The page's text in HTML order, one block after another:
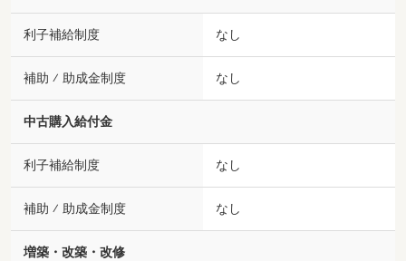
利子補給制度 なし
補助 ⁄ 助成金制度 なし
中古購入給付金
利子補給制度 なし
補助 ⁄ 助成金制度 なし
増築・改築・改修